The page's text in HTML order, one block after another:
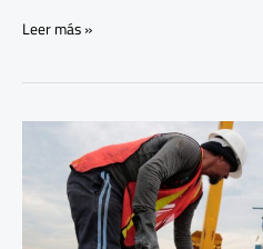
Leer más »
Europea levantaría
la